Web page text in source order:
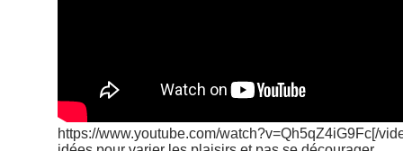
https://www.youtube.com/watch?v=Qh5qZ4iG9Fc[/